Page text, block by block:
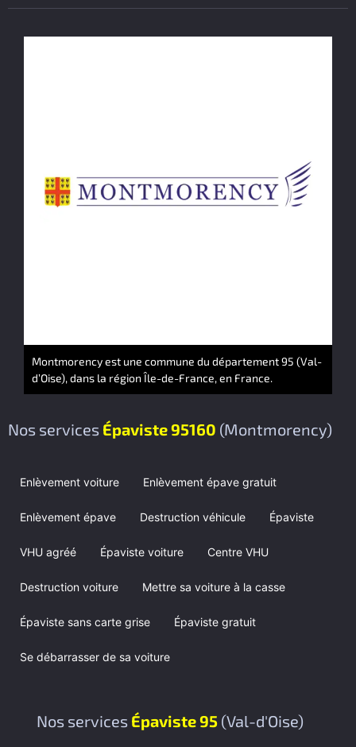
Nos services Épaviste 95160 (Montmorency)
Enlèvement voiture Enlèvement épave gratuit
Enlèvement épave Destruction véhicule Épaviste
VHU agréé Épaviste voiture Centre VHU
Destruction voiture Mettre sa voiture à la casse
Épaviste sans carte grise Épaviste gratuit
Se débarrasser de sa voiture
Nos services Épaviste 95 (Val-d'Oise)
Montmorency est une commune du département 95 (Val-
d’Oise), dans la région Île-de-France, en France.